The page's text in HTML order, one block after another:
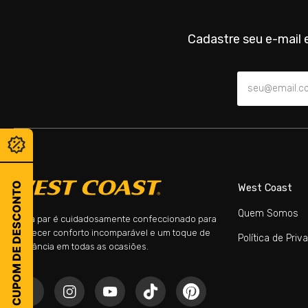
CUPOM DE DESCONTO
Cadastre seu e-mail
Cada par é cuidadosamente confeccionado para
oferecer conforto incomparável e um toque de
elegância em todas as ocasiões.
West Coast
Quem Somos
Política de